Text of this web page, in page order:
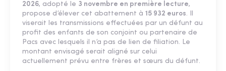
2026, adopté le 3 novembre en première lecture,
propose d’élever cet abattement à 15 932 euros. Il
viserait les transmissions effectuées par un défunt au
profit des enfants de son conjoint ou partenaire de
Pacs avec lesquels il n’a pas de lien de filiation. Le
montant envisagé serait aligné sur celui
actuellement prévu entre frères et sœurs du défunt.